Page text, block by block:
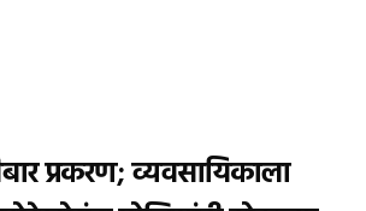
प्रकरण; व्यवसायिकाला